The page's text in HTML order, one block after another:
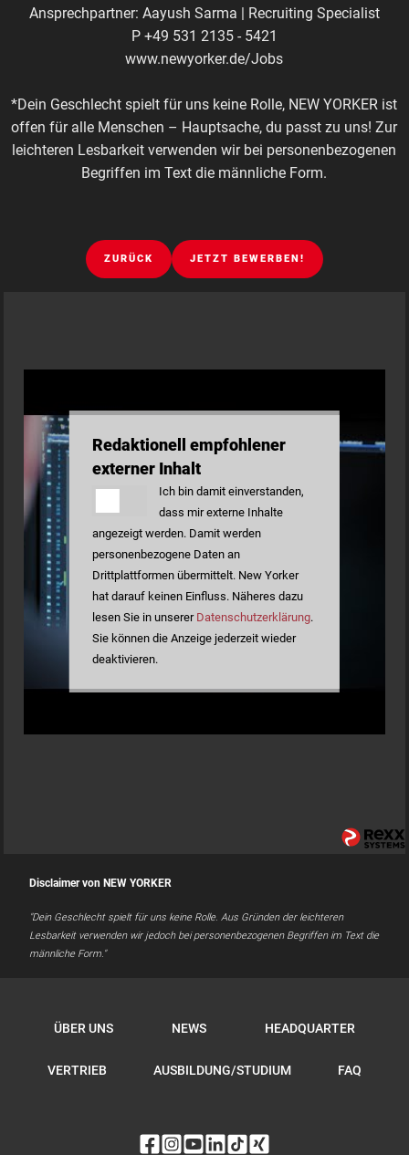
Ansprechpartner: Aayush Sarma | Recruiting Specialist
P +49 531 2135 - 5421
www.newyorker.de/Jobs
*Dein Geschlecht spielt für uns keine Rolle, NEW YORKER ist
offen für alle Menschen – Hauptsache, du passt zu uns! Zur
leichteren Lesbarkeit verwenden wir bei personenbezogenen
Begriffen im Text die männliche Form.
ZURÜCK JETZT BEWERBEN!
Redaktionell empfohlener
externer Inhalt
Ich bin damit einverstanden,
dass mir externe Inhalte
angezeigt werden. Damit werden
personenbezogene Daten an
Drittplattformen übermittelt. New Yorker
hat darauf keinen Einfluss. Näheres dazu
lesen Sie in unserer Datenschutzerklärung.
Sie können die Anzeige jederzeit wieder
deaktivieren.
Disclaimer von NEW YORKER
"Dein Geschlecht spielt für uns keine Rolle. Aus Gründen der leichteren
Lesbarkeit verwenden wir jedoch bei personenbezogenen Begriffen im Text die
männliche Form."
ÜBER UNS NEWS HEADQUARTER
VERTRIEB AUSBILDUNG/STUDIUM FAQ